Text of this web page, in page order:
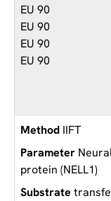
EU 90
EU 90
EU 90
EU 90
IIFT
protein (NELL1)